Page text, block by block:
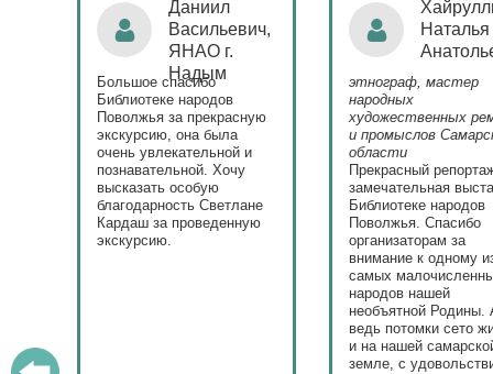
Даниил
Васильевич,
ЯНАО г.
Надым
Большое спасибо
Библиотеке народов
Поволжья за прекрасную
экскурсию, она была
очень увлекательной и
познавательной. Хочу
высказать особую
благодарность Светлане
Кардаш за проведенную
экскурсию.
Наталья
этнограф, мастер
народных
художественных
и промыслов
области
Прекрасный
замечательная
Библиотеке народов
Поволжья. Спасибо
организаторам за
внимание к одному
самых
народов нашей
необъятной Родины.
ведь потомки сето
и на нашей
земле, с